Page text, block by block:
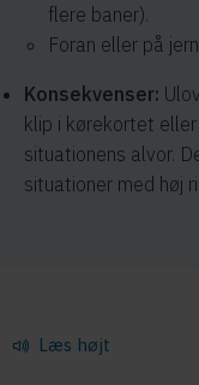
flere baner).
Foran eller på
Konsekvenser:
klip i kørekortet
situationens alvor.
situationer med høj
Læs højt